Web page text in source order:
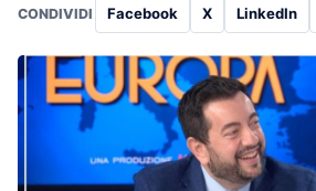
CONDIVIDI Facebook X LinkedIn